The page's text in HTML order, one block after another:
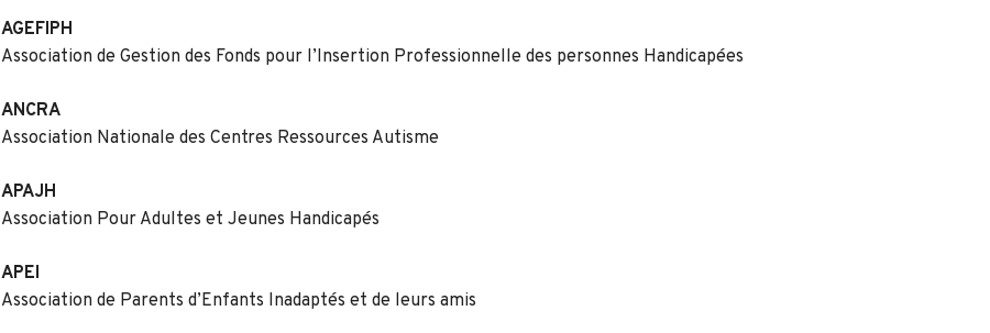
AGEFIPH
Association de Gestion des Fonds pour l’Insertion Professionnelle des personnes Handicapées
ANCRA
Association Nationale des Centres Ressources Autisme
APAJH
Association Pour Adultes et Jeunes Handicapés
APEI
Association de Parents d’Enfants Inadaptés et de leurs amis